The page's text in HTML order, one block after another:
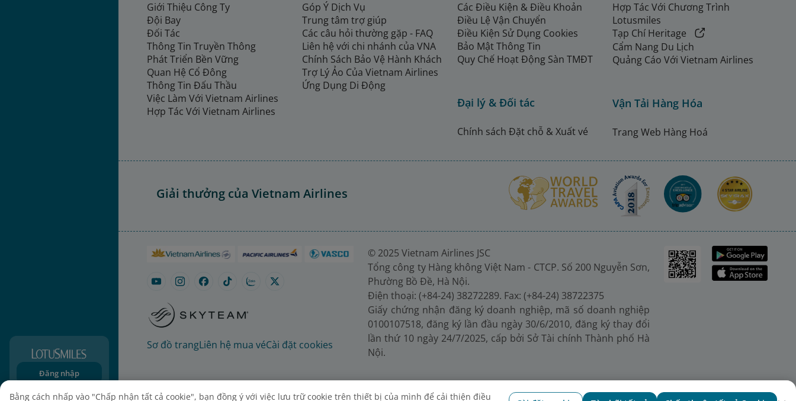
Đăng nhập
Đăng ký
Giới Thiệu Công Ty
Đội Bay
Đối Tác
Thông Tin Truyền Thông
Phát Triển Bền Vững
Quan Hệ Cổ Đông
Thông Tin Đấu Thầu
Việc Làm Với Vietnam Airlines
Hợp Tác Với Vietnam Airlines
Góp Ý Dịch Vụ
Trung tâm trợ giúp
Các câu hỏi thường gặp - FAQ
Liên hệ với chi nhánh của VNA
Chính Sách Bảo Vệ Hành Khách
Trợ Lý Ảo Của Vietnam Airlines
Ứng Dụng Di Động
Các Điều Kiện & Điều Khoản
Điều Lệ Vận Chuyển
Điều Kiện Sử Dụng Cookies
Bảo Mật Thông Tin
Quy Chế Hoạt Động Sàn TMĐT
Đại lý & Đối tác
Chính sách Đặt chỗ & Xuất vé
Hợp Tác Với Chương Trình
Lotusmiles
Tạp Chí Heritage
Cẩm Nang Du Lịch
Quảng Cáo Với Vietnam Airlines
Vận Tải Hàng Hóa
Trang Web Hàng Hoá
Giải thưởng của Vietnam Airlines
Sơ đồ trangLiên hệ mua véCài đặt cookies
© 2025 Vietnam Airlines JSC
Tổng công ty Hàng không Việt Nam - CTCP. Số 200 Nguyễn Sơn,
Phường Bồ Đề, Hà Nội.
Điện thoại: (+84-24) 38272289. Fax: (+84-24) 38722375
Giấy chứng nhận đăng ký doanh nghiệp, mã số doanh nghiệp
0100107518, đăng ký lần đầu ngày 30/6/2010, đăng ký thay đổi
lần thứ 10 ngày 24/7/2025, cấp bởi Sở Tài chính Thành phố Hà
Nội.
Bằng cách nhấp vào "Chấp nhận tất cả cookie", bạn đồng ý với việc lưu trữ cookie trên thiết bị của mình để cải thiện điều